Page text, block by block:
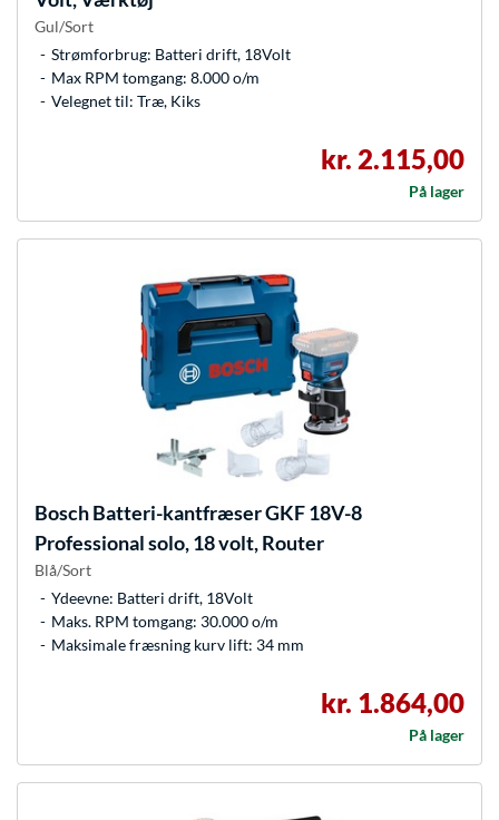
Gul/Sort
Strømforbrug: Batteri drift, 18Volt
Max RPM tomgang: 8.000 o/m
Velegnet til: Træ, Kiks
kr. 2.115,00
På lager
BoschBatteri-kantfræser GKF 18V-8
Professional solo, 18 volt, Router
Blå/Sort
Ydeevne: Batteri drift, 18Volt
Maks. RPM tomgang: 30.000 o/m
Maksimale fræsning kurv lift: 34 mm
kr. 1.864,00
På lager